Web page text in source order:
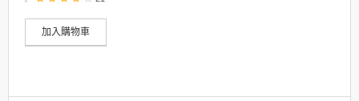
加入購物車